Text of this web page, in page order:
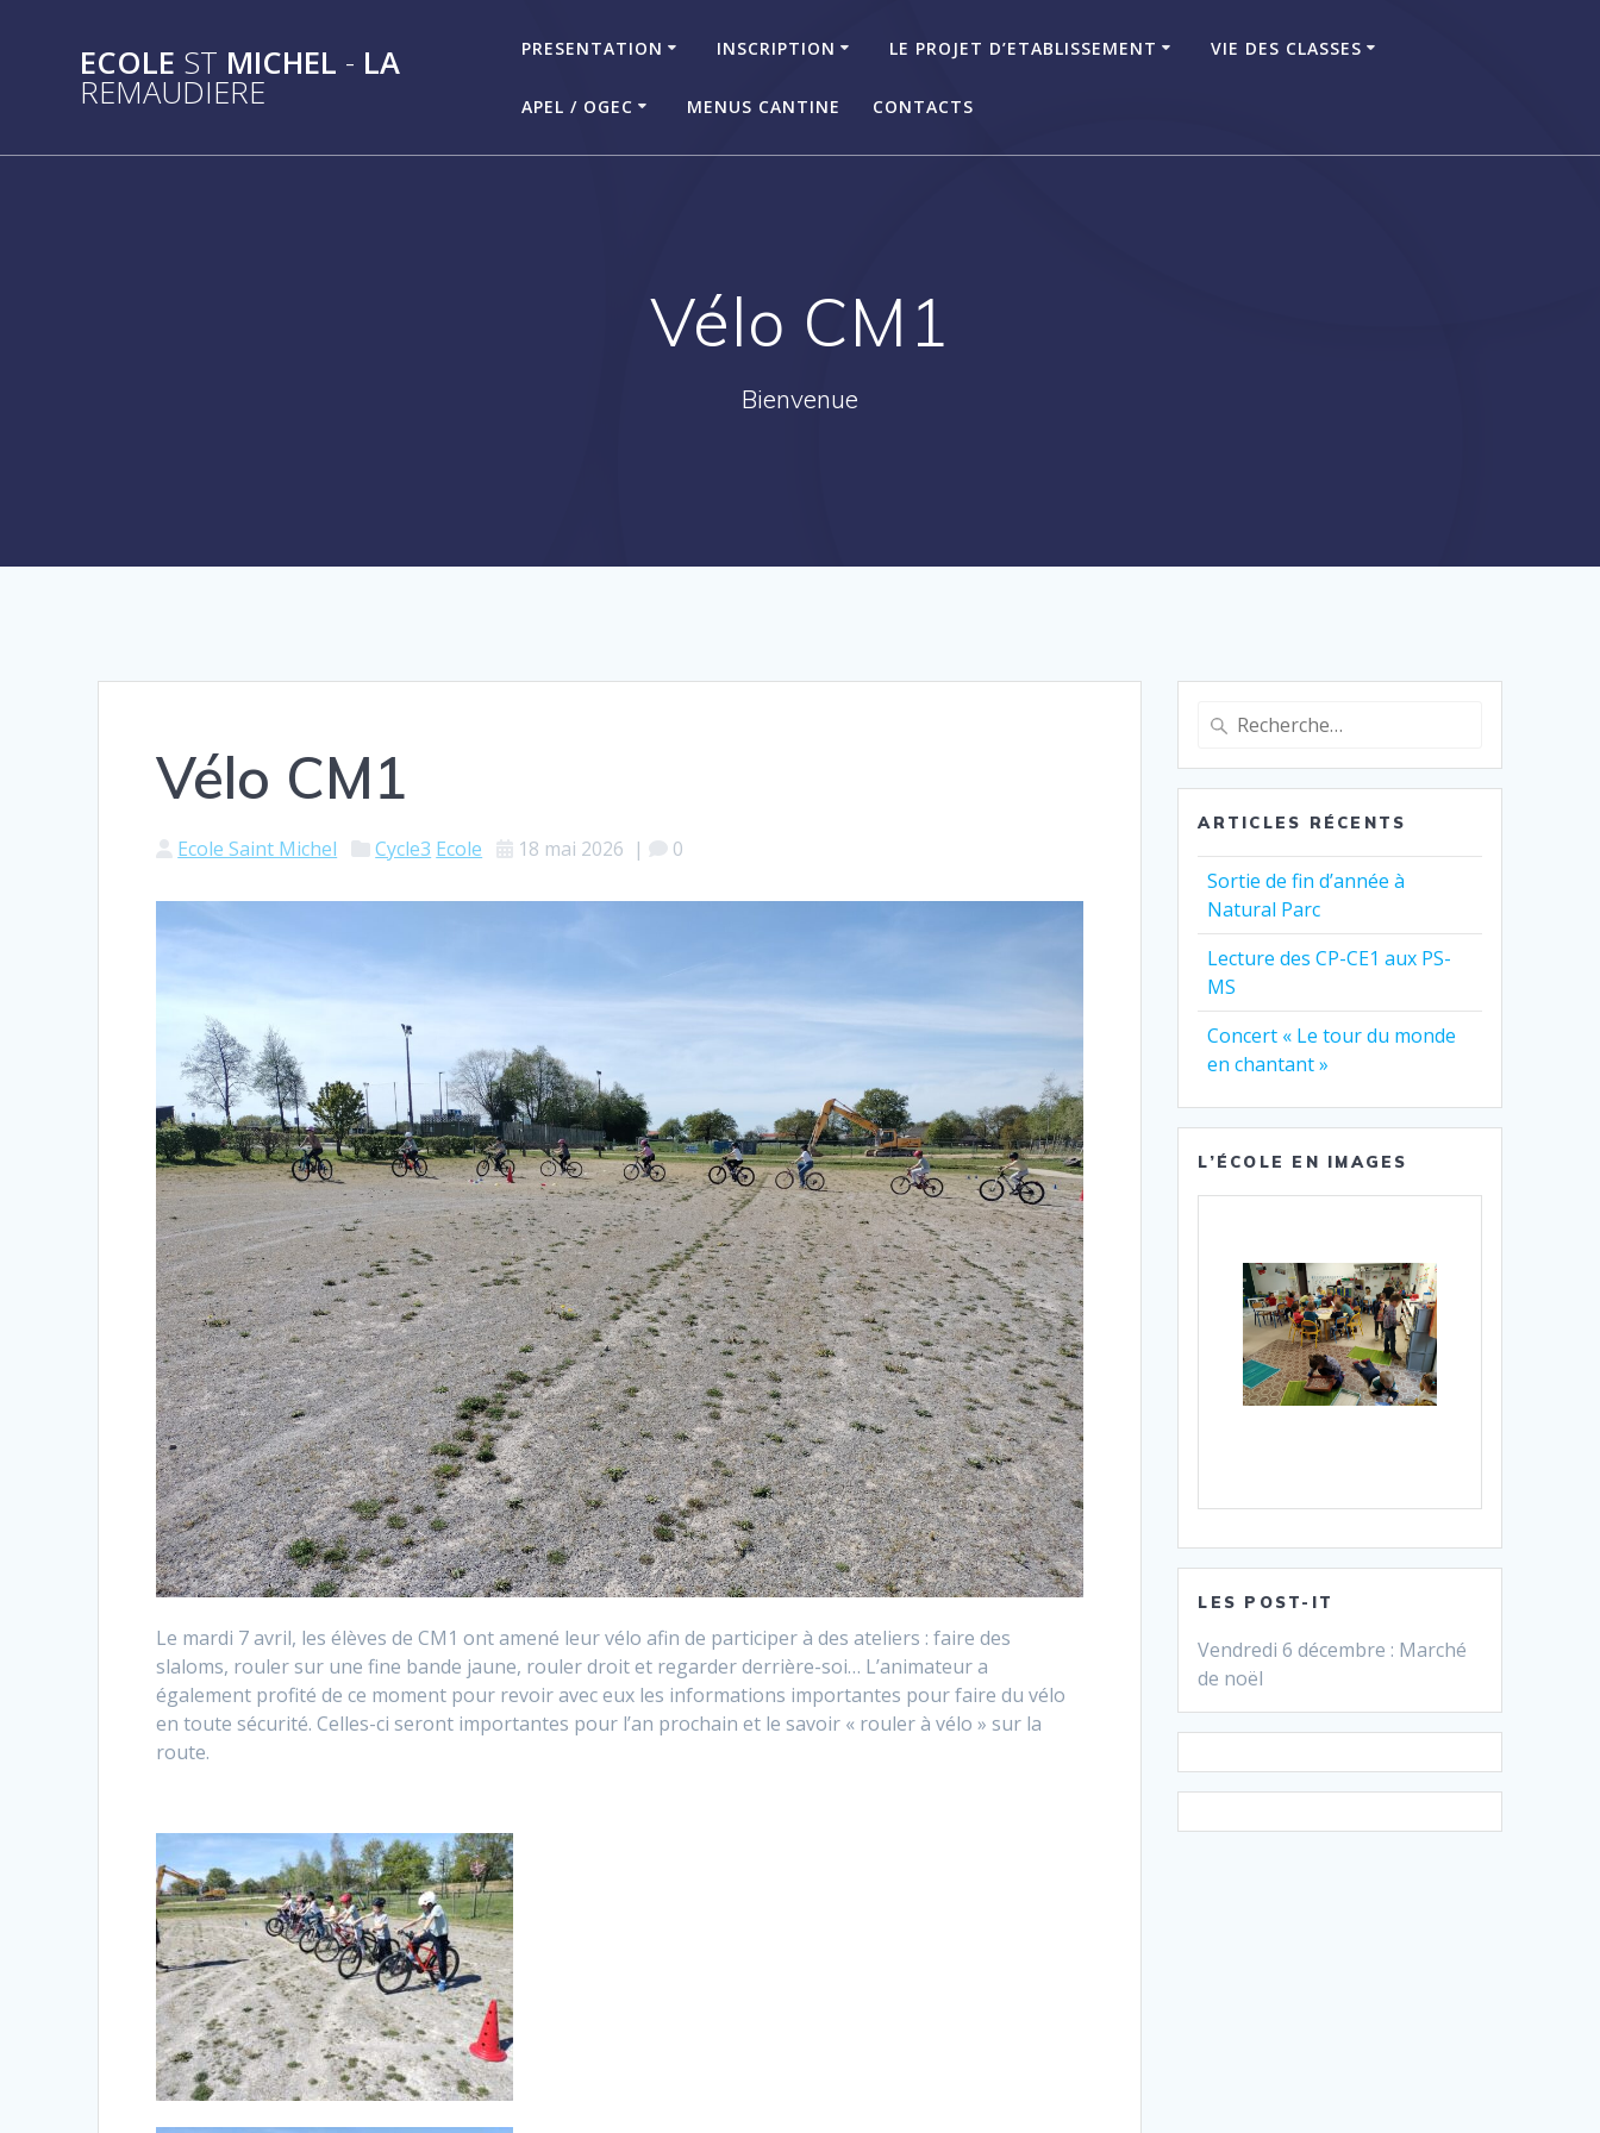
ECOLE ST MICHEL - LA
REMAUDIERE
PRESENTATION INSCRIPTION LE PROJET D’ETABLISSEMENT VIE DES CLASSES
APEL / OGEC MENUS CANTINE CONTACTS
Vélo CM1
Bienvenue
Vélo CM1
Ecole Saint Michel Cycle3 Ecole 18 mai 2026 | 0
Le mardi 7 avril, les élèves de CM1 ont amené leur vélo afin de participer à des ateliers : faire des
slaloms, rouler sur une fine bande jaune, rouler droit et regarder derrière-soi… L’animateur a
également profité de ce moment pour revoir avec eux les informations importantes pour faire du vélo
en toute sécurité. Celles-ci seront importantes pour l’an prochain et le savoir « rouler à vélo » sur la
route.
Recherche
:
ARTICLES RÉCENTS
Sortie de fin d’année à
Natural Parc
Lecture des CP-CE1 aux PS-
MS
Concert « Le tour du monde
en chantant »
L’ÉCOLE EN IMAGES
LES POST-IT
Vendredi 6 décembre : Marché
de noël